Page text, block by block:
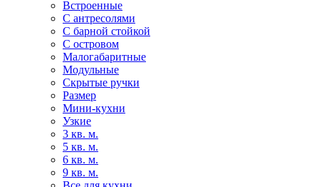
Встроенные
С антресолями
С барной стойкой
С островом
Малогабаритные
Модульные
Скрытые ручки
Размер
Мини-кухни
Узкие
3 кв. м.
5 кв. м.
6 кв. м.
9 кв. м.